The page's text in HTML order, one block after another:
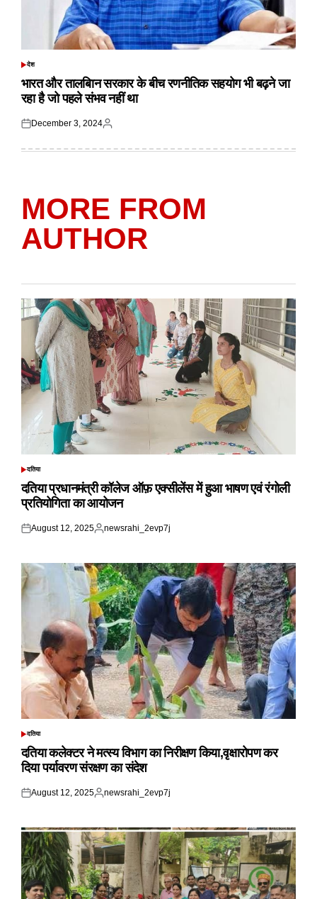
POSTED
देश
भारत और तालबिान सरकार के बीच रणनीतिक सहयोग भी बढ़ने जा
रहा है जो पहले संभव नहीं था
Posted
December 3, 2024
Posted
MORE FROM
AUTHOR
POSTED
दतिया
दतिया प्रधानमंत्री कॉलेज ऑफ़ एक्सीलेंस में हुआ भाषण एवं रंगोली
प्रतियोगिता का आयोजन
Posted
August 12, 2025
Posted
newsrahi_2evp7j
POSTED
दतिया
दतिया कलेक्टर ने मत्स्य विभाग का निरीक्षण किया,वृक्षारोपण कर
दिया पर्यावरण संरक्षण का संदेश
Posted
August 12, 2025
Posted
newsrahi_2evp7j